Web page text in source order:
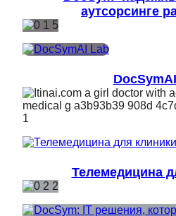
аутсорсинге
Телемедицина